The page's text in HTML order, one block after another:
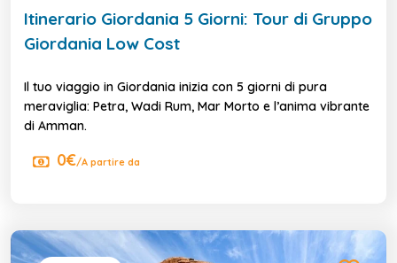
Itinerario Giordania 5 Giorni: Tour di Gruppo
Giordania Low Cost
Il tuo viaggio in Giordania inizia con 5 giorni di pura
meraviglia: Petra, Wadi Rum, Mar Morto e l’anima vibrante
di Amman.
0€/A partire da